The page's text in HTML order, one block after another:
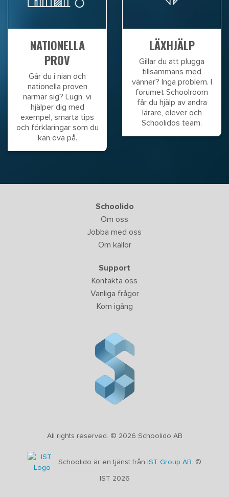
NATIONELLA
PROV
Går du i nian och
nationella proven
närmar sig? Lugn, vi
hjälper dig med
exempel, smarta tips
och förklaringar som du
kan öva på.
LÄXHJÄLP
Gillar du att plugga
tillsammans med
vänner? Inga problem. I
forumet Schoolroom
får du hjälp av andra
lärare, elever och
Schoolidos team.
Schoolido
Om oss
Jobba med oss
Om källor
Support
Kontakta oss
Vanliga frågor
Kom igång
All rights reserved. © 2026 Schoolido AB
Schoolido är en tjänst från IST Group AB. ©
IST 2026